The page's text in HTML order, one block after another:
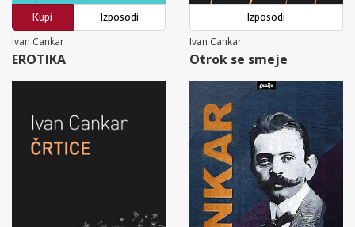
Kupi
Izposodi
Ivan Cankar
EROTIKA
Izposodi
Ivan Cankar
Otrok se smeje